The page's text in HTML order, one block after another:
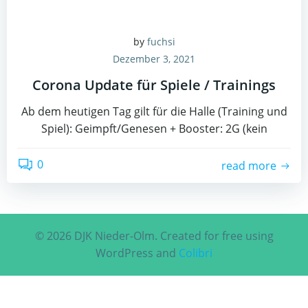
by fuchsi
Dezember 3, 2021
Corona Update für Spiele / Trainings
Ab dem heutigen Tag gilt für die Halle (Training und
Spiel): Geimpft/Genesen + Booster: 2G (kein
0 read more
© 2026 DJK Nieder-Olm. Created for free using
WordPress and Colibri